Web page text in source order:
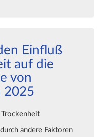
Einfluß
auf die
von
2025
andere Faktoren